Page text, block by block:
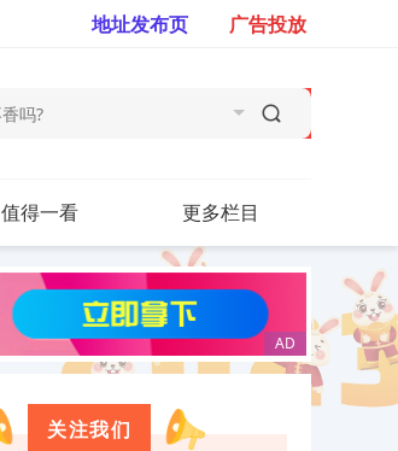
广告投放
地址发布页
值得一看 更多栏目
关注我们